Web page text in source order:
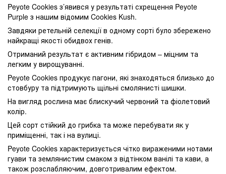
Peyote Cookies з’явився у результаті схрещення Peyote
Purple з нашим відомим Cookies Kush.
Завдяки ретельній селекції в одному сорті було збережено
найкращі якості обидвох генів.
Отриманий результат є активним гібридом – міцним та
легким у вирощуванні.
Peyote Cookies продукує пагони, які знаходяться близько до
стовбуру та підтримують щільні смолянисті шишки.
На вигляд рослина має блискучий червоний та фіолетовий
колір.
Цей сорт стійкий до грибка та може перебувати як у
приміщенні, так і на вулиці.
Peyote Cookies характеризується чітко вираженими нотами
гуави та землянистим смаком з відтінком ванілі та кави, а
також розслабляючим, довготривалим ефектом.